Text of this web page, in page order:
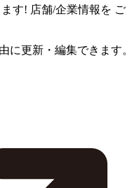
す! 店舗/企業情報を ご
に更新・編集できます。